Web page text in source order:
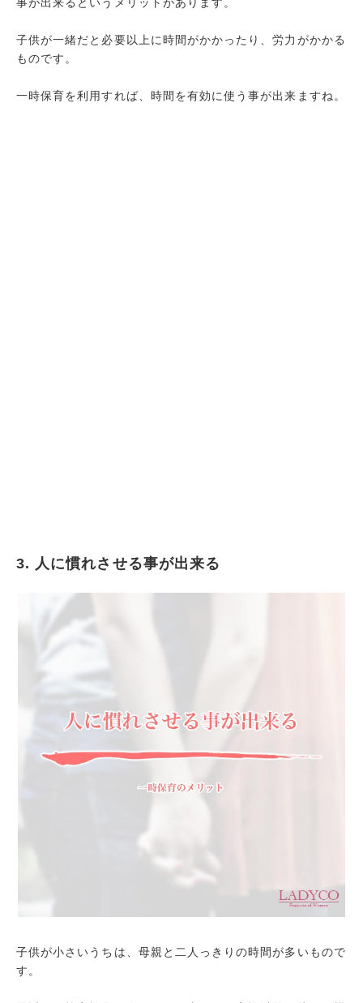
子供が一緒だと必要以上に時間がかかったり、労力がかかる
ものです。
一時保育を利用すれば、時間を有効に使う事が出来ますね。
3. 人に慣れさせる事が出来る
子供が小さいうちは、母親と二人っきりの時間が多いもので
す。